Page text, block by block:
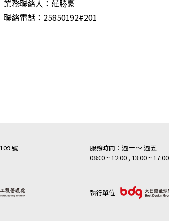
業務聯絡人：莊勝豪
聯絡電話：25850192#201
號
服務時間：週一 ～ 週五
08:00 ~ 12:00 , 13:00 ~ 17:00
執行單位